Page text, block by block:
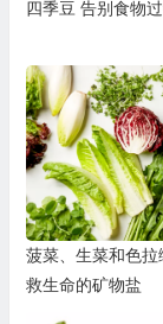
四季豆 告别食物
菠菜、生菜和色拉
救生命的矿物盐